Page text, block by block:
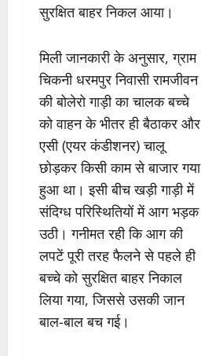
सुरक्षित बाहर निकल आया।
मिली जानकारी के अनुसार, ग्राम
चिकनी धरमपुर निवासी रामजीवन
की बोलेरो गाड़ी का चालक बच्चे
को वाहन के भीतर ही बैठाकर और
एसी (एयर कंडीशनर) चालू
छोड़कर किसी काम से बाजार गया
हुआ था। इसी बीच खड़ी गाड़ी में
संदिग्ध परिस्थितियों में आग भड़क
उठी। गनीमत रही कि आग की
लपटें पूरी तरह फैलने से पहले ही
बच्चे को सुरक्षित बाहर निकाल
लिया गया, जिससे उसकी जान
बाल-बाल बच गई।